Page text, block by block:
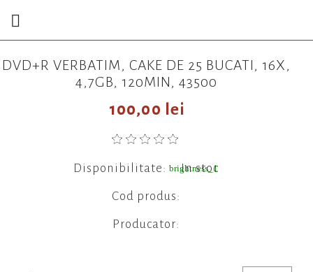

DVD+R VERBATIM, CAKE DE 25 BUCATI, 16X,
4,7GB, 120MIN, 43500
100,00 lei
Disponibilitate: brightness_1
In stoc
Cod produs:
Producator: